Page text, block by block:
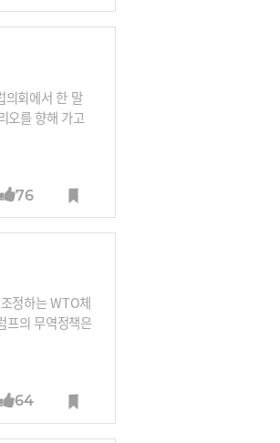
의회에서 한 말
오를 향해 가고
이 두 달 앞으
76
정하는 WTO체
프의 무역정책은
들도 예외가 없
64